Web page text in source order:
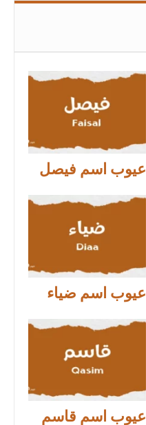
عيوب اسم فيصل
عيوب اسم ضياء
عيوب اسم قاسم